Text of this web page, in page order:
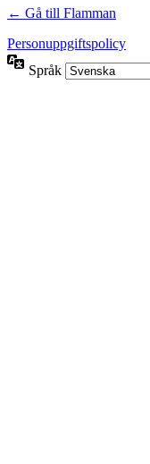
← Gå till Flamman
Personuppgiftspolicy
Språk